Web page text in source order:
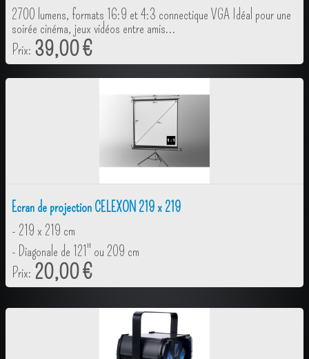
2700 lumens, formats 16:9 et 4:3 connectique VGA Idéal pour une
soirée cinéma, jeux vidéos entre amis...
Prix: 39,00 €
Ecran de projection CELEXON 219 x 219
- 219 x 219 cm
- Diagonale de 121" ou 209 cm
Prix: 20,00 €